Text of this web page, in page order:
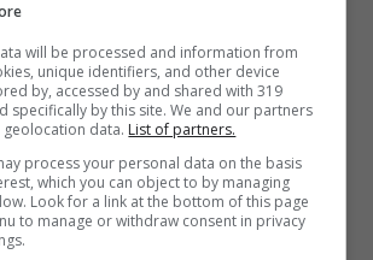
mappe parlano chiaro:
l’anticiclone africano che
ha la forza di abbracciare
e arrivare ben oltre, molto a
di un’ estensione molto
a risalire solamente verso
will be processed and information from
unique identifiers, and other device
by, accessed by and shared with 319
specifically by this site. We and our partners
geolocation data. List of partners.
process your personal data on the basis
which you can object to by managing
Look for a link at the bottom of this page
to manage or withdraw consent in privacy